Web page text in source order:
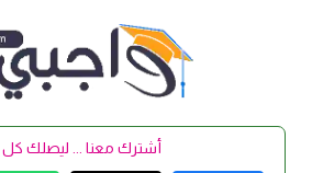
أشترك معنا ... ليصلك كل